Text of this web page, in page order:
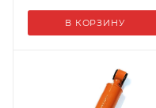
В КОРЗИНУ